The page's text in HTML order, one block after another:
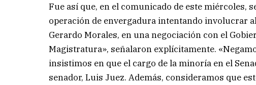
Fue así que, en el comunicado de este miércoles,
operación de envergadura intentando involucrar
Gerardo Morales, en una negociación con el
Magistratura», señalaron explícitamente.
insistimos en que el cargo de la minoría en el
senador, Luis Juez. Además, consideramos que